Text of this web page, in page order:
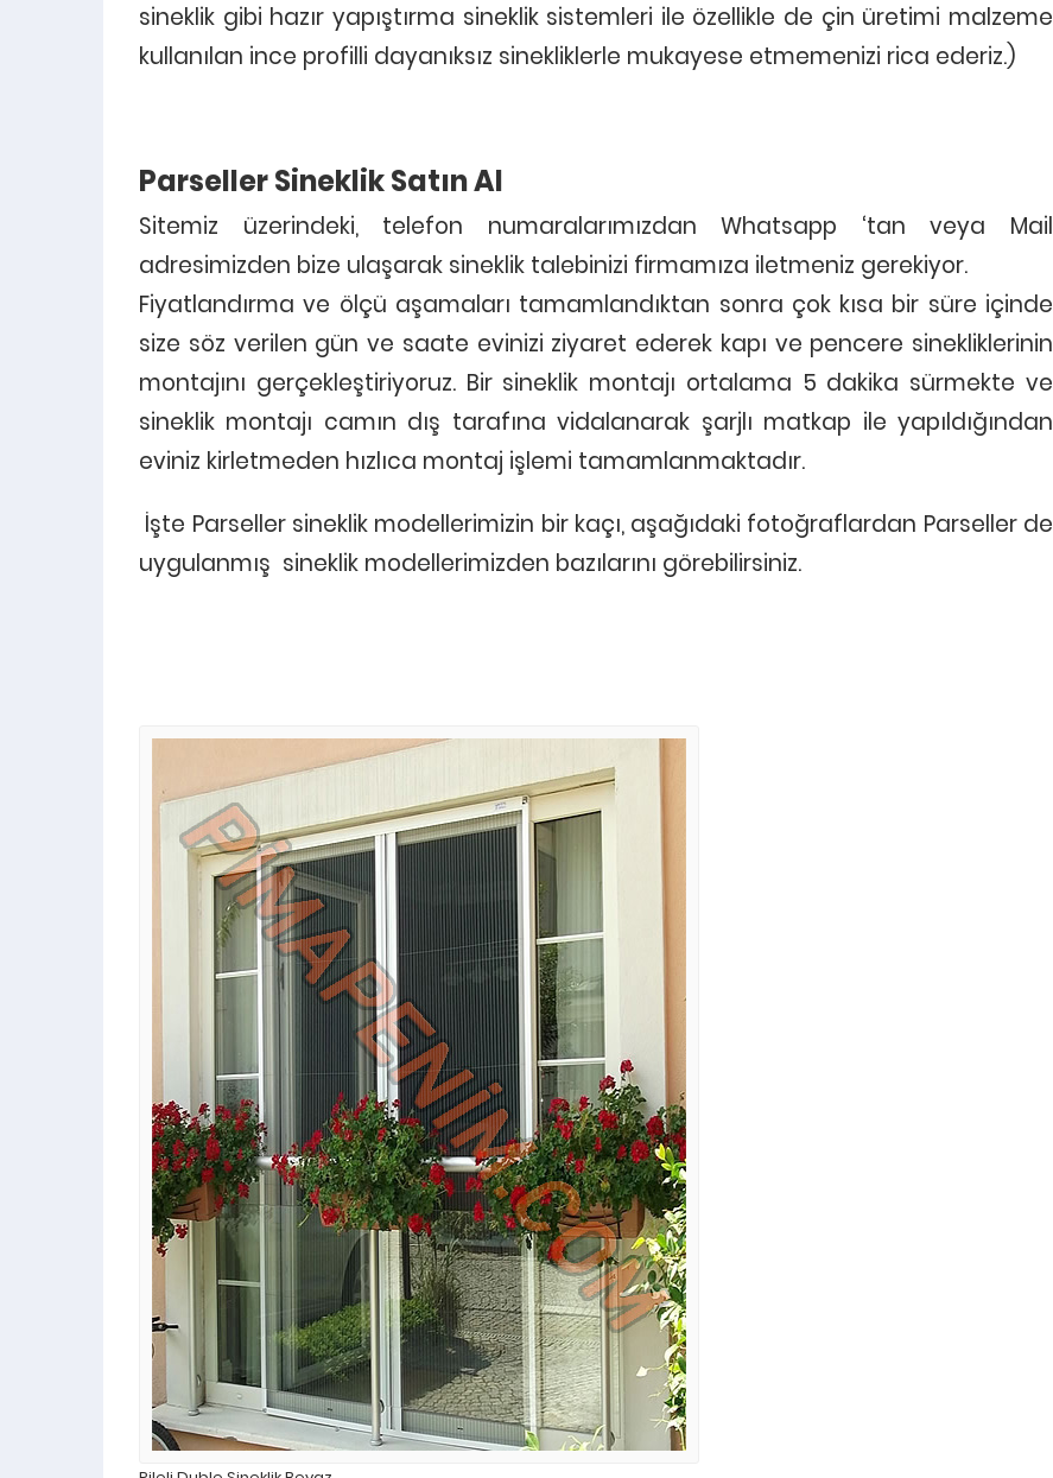
sineklik gibi hazır yapıştırma sineklik sistemleri ile özellikle de çin üretimi malzeme
kullanılan ince profilli dayanıksız sinekliklerle mukayese etmemenizi rica ederiz.)
Parseller Sineklik Satın Al
Sitemiz üzerindeki, telefon numaralarımızdan Whatsapp ‘tan veya Mail
adresimizden bize ulaşarak sineklik talebinizi firmamıza iletmeniz gerekiyor.
Fiyatlandırma ve ölçü aşamaları tamamlandıktan sonra çok kısa bir süre içinde
size söz verilen gün ve saate evinizi ziyaret ederek kapı ve pencere sinekliklerinin
montajını gerçekleştiriyoruz. Bir sineklik montajı ortalama 5 dakika sürmekte ve
sineklik montajı camın dış tarafına vidalanarak şarjlı matkap ile yapıldığından
eviniz kirletmeden hızlıca montaj işlemi tamamlanmaktadır.
İşte Parseller sineklik modellerimizin bir kaçı, aşağıdaki fotoğraflardan Parseller de
uygulanmış sineklik modellerimizden bazılarını görebilirsiniz.